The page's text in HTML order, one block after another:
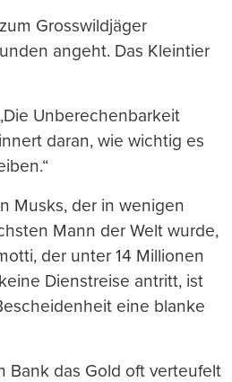
Grosswildjäger
angeht. Das Kleintier
Unberechenbarkeit
daran, wie wichtig es
Musks, der in wenigen
Mann der Welt wurde,
der unter 14 Millionen
Dienstreise antritt, ist
eine blanke
Bank das Gold oft verteufelt